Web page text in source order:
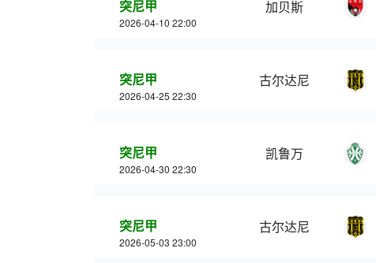
突尼甲
2026-04-10 22:00
加贝斯
突尼甲
2026-04-25 22:30
古尔达尼
突尼甲
2026-04-30 22:30
凯鲁万
突尼甲
2026-05-03 23:00
古尔达尼